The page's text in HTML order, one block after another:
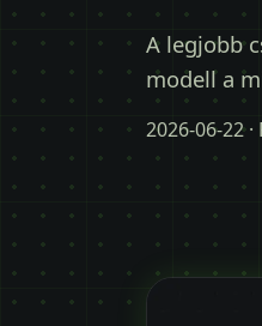
A legjobb
modell a
2026-06-22·